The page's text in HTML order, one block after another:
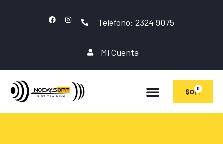
Teléfono: 2324 9075
Mi Cuenta
$0 0